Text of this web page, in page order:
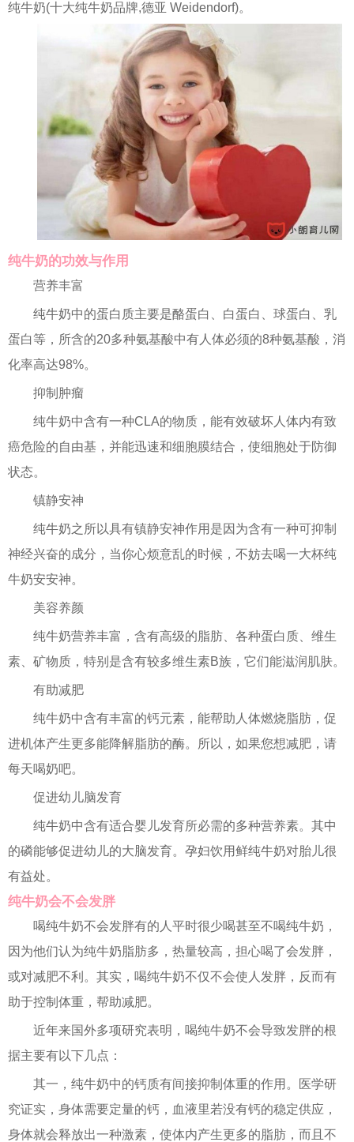
纯牛奶(十大纯牛奶品牌,德亚 Weidendorf)。
纯牛奶的功效与作用
营养丰富
纯牛奶中的蛋白质主要是酪蛋白、白蛋白、球蛋白、乳
蛋白等，所含的20多种氨基酸中有人体必须的8种氨基酸，消
化率高达98%。
抑制肿瘤
纯牛奶中含有一种CLA的物质，能有效破坏人体内有致
癌危险的自由基，并能迅速和细胞膜结合，使细胞处于防御
状态。
镇静安神
纯牛奶之所以具有镇静安神作用是因为含有一种可抑制
神经兴奋的成分，当你心烦意乱的时候，不妨去喝一大杯纯
牛奶安安神。
美容养颜
纯牛奶营养丰富，含有高级的脂肪、各种蛋白质、维生
素、矿物质，特别是含有较多维生素B族，它们能滋润肌肤。
有助减肥
纯牛奶中含有丰富的钙元素，能帮助人体燃烧脂肪，促
进机体产生更多能降解脂肪的酶。所以，如果您想减肥，请
每天喝奶吧。
促进幼儿脑发育
纯牛奶中含有适合婴儿发育所必需的多种营养素。其中
的磷能够促进幼儿的大脑发育。孕妇饮用鲜纯牛奶对胎儿很
有益处。
纯牛奶会不会发胖
喝纯牛奶不会发胖有的人平时很少喝甚至不喝纯牛奶，
因为他们认为纯牛奶脂肪多，热量较高，担心喝了会发胖，
或对减肥不利。其实，喝纯牛奶不仅不会使人发胖，反而有
助于控制体重，帮助减肥。
近年来国外多项研究表明，喝纯牛奶不会导致发胖的根
据主要有以下几点：
其一，纯牛奶中的钙质有间接抑制体重的作用。医学研
究证实，身体需要定量的钙，血液里若没有钙的稳定供应，
身体就会释放出一种激素，使体内产生更多的脂肪，而且不